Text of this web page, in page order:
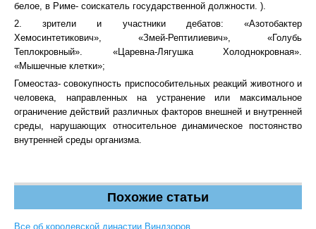
белое, в Риме- соискатель государственной должности. ).
2. зрители и участники дебатов: «Азотобактер
Хемосинтетикович», «Змей-Рептилиевич», «Голубь
Теплокровный». «Царевна-Лягушка Холоднокровная».
«Мышечные клетки»;
Гомеостаз- совокупность приспособительных реакций животного и
человека, направленных на устранение или максимальное
ограничение действий различных факторов внешней и внутренней
среды, нарушающих относительное динамическое постоянство
внутренней среды организма.
Похожие статьи
Все об королевской династии Виндзоров